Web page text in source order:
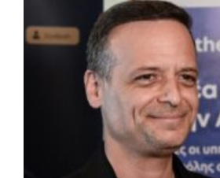
συντήρησης σε σχολεία
εγκαταστάσεις